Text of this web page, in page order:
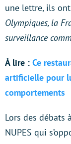
une lettre, ils
Olympiques, la
surveillance
À lire : Ce
artificielle pour
comportements
Lors des débats
NUPES qui